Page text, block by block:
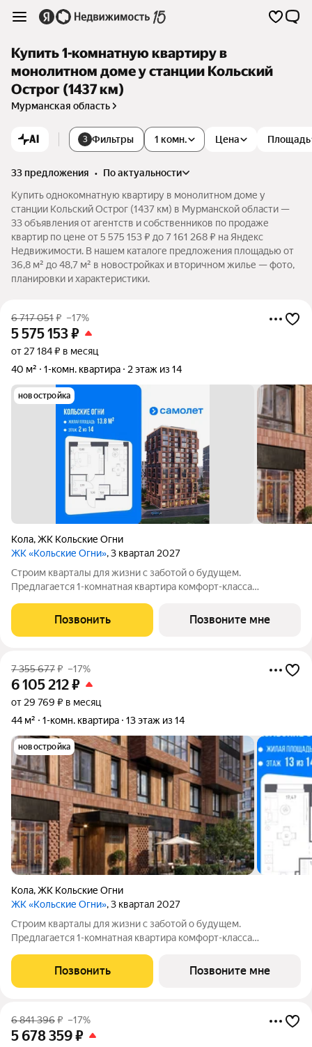
Купить 1-комнатную квартиру в
монолитном доме у станции Кольский
Острог (1437 км)
Мурманская область
AI 3 Фильтры 1 комн. Цена Площадь
33 предложения •
по актуальности
Купить однокомнатную квартиру в монолитном доме у
станции Кольский Острог (1437 км) в Мурманской области —
33 объявления от агентств и собственников по продаже
квартир по цене от 5 575 153 ₽ до 7 161 268 ₽ на Яндекс
Недвижимости. В нашем каталоге предложения площадью от
36,8 м² до 48,7 м² в новостройках и вторичном жилье — фото,
планировки и характеристики.
6 717 051₽ –17%
5 575 153₽
от 27 184 ₽ в месяц
40 м²
1-комн. квартира 2 этаж из 14
новостройка
Кола,ЖК Кольские Огни
ЖК «Кольские Огни», 3 квартал 2027
Строим кварталы для жизни с заботой о будущем.
Предлагается 1-комнатная квартира комфорт-класса
2-м этаже, в жилом комплексе "Кольские Огни". Квартиры
сдаются без отделки, а значит, вы легко
Позвонить Позвоните мне
7 355 677₽ –17%
6 105 212₽
от 29 769 ₽ в месяц
44 м²
1-комн. квартира 13 этаж из 14
новостройка
Кола,ЖК Кольские Огни
ЖК «Кольские Огни», 3 квартал 2027
Строим кварталы для жизни с заботой о будущем.
Предлагается 1-комнатная квартира комфорт-класса
13-м этаже, в жилом комплексе "Кольские Огни". Квартиры
сдаются без отделки, а значит, вы легко
Позвонить Позвоните мне
6 841 396₽ –17%
5 678 359₽